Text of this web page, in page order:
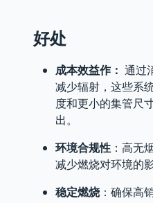
好处
成本效益作： 通过
减少辐射，这些系
度和更小的集管尺
出。
环境合规性：高无
减少燃烧对环境的
稳定燃烧 ：确保高